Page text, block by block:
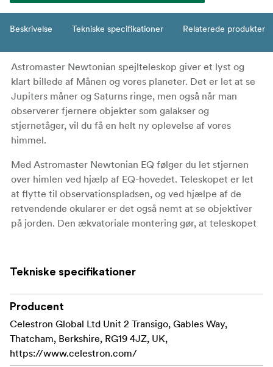
Beskrivelse Tekniske specifikationer Relaterede produkter
Astromaster Newtonian spejlteleskop giver et lyst og
klart billede af Månen og vores planeter. Det er let at se
Jupiters måner og Saturns ringe, men også når man
observerer fjernere objekter som galakser og
stjernetåger, vil du få en helt ny oplevelse af vores
himmel.
Med Astromaster Newtonian EQ følger du let stjernen
over himlen ved hjælp af EQ-hovedet. Teleskopet er let
at flytte til observationspladsen, og ved hjælpe af de
retvendende okularer er det også nemt at se objektiver
på jorden. Den ækvatoriale montering gør, at teleskopet
Retvendt billede
Ækvatorial montering gør det nemt at følge en
planet
Tekniske specifikationer
Producent
Celestron Global Ltd Unit 2 Transigo, Gables Way,
Thatcham, Berkshire, RG19 4JZ, UK,
https://www.celestron.com/